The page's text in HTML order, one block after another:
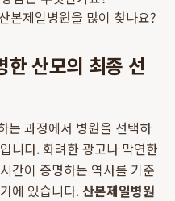
본제일병원을 많이 찾나요?
산모의 최종 선
는 과정에서 병원을 선택하
니다. 화려한 광고나 막연한
간이 증명하는 역사를 기준
에 있습니다. 산본제일병원